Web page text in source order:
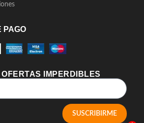
PAGO
OFERTAS IMPERDIBLES
SUSCRIBIRME